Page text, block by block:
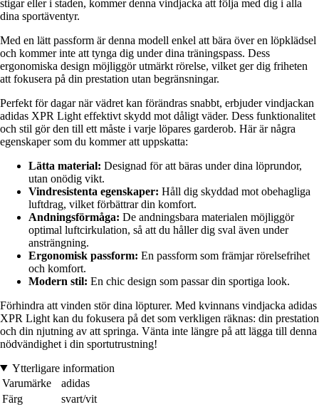
stigar eller i staden, kommer denna vindjacka att följa med dig i alla
dina sportäventyr.
Med en lätt passform är denna modell enkel att bära över en löpklädsel
och kommer inte att tynga dig under dina träningspass. Dess
ergonomiska design möjliggör utmärkt rörelse, vilket ger dig friheten
att fokusera på din prestation utan begränsningar.
Perfekt för dagar när vädret kan förändras snabbt, erbjuder vindjackan
adidas XPR Light effektivt skydd mot dåligt väder. Dess funktionalitet
och stil gör den till ett måste i varje löpares garderob. Här är några
egenskaper som du kommer att uppskatta:
Lätta material: Designad för att bäras under dina löprundor,
utan onödig vikt.
Vindresistenta egenskaper: Håll dig skyddad mot obehagliga
luftdrag, vilket förbättrar din komfort.
Andningsförmåga: De andningsbara materialen möjliggör
optimal luftcirkulation, så att du håller dig sval även under
ansträngning.
Ergonomisk passform: En passform som främjar rörelsefrihet
och komfort.
Modern stil: En chic design som passar din sportiga look.
Förhindra att vinden stör dina löpturer. Med kvinnans vindjacka adidas
XPR Light kan du fokusera på det som verkligen räknas: din prestation
och din njutning av att springa. Vänta inte längre på att lägga till denna
nödvändighet i din sportutrustning!
Ytterligare information
Varumärke
adidas
Färg
svart/vit